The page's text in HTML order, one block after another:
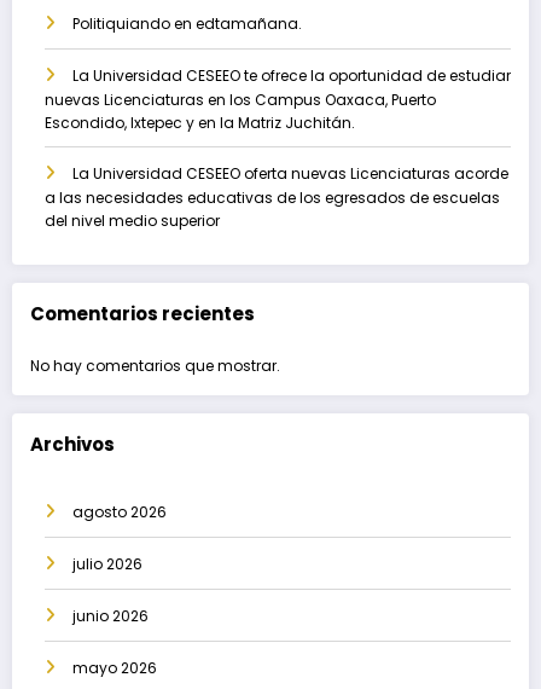
Politiquiando en edtamañana.
La Universidad CESEEO te ofrece la oportunidad de estudiar
nuevas Licenciaturas en los Campus Oaxaca, Puerto
Escondido, Ixtepec y en la Matriz Juchitán.
La Universidad CESEEO oferta nuevas Licenciaturas acorde
a las necesidades educativas de los egresados de escuelas
del nivel medio superior
Comentarios recientes
No hay comentarios que mostrar.
Archivos
agosto 2026
julio 2026
junio 2026
mayo 2026